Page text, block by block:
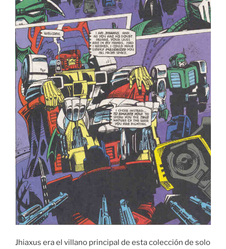
Jhiaxus era el villano principal de esta colección de solo